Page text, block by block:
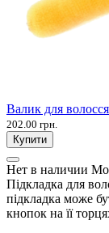
Валик для
202.00 грн.
Купити
Нет в наличии
Підкладка для
підкладка може
кнопок на її